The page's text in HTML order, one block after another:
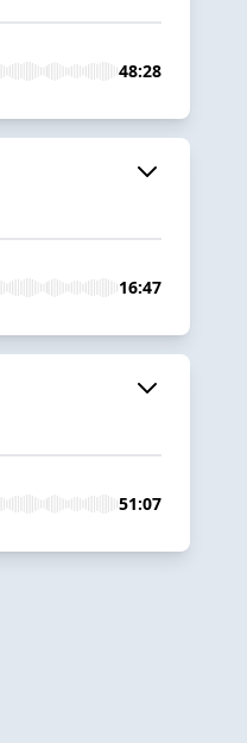
48:28
16:47
51:07